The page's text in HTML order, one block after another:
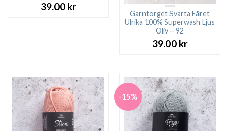
39.00 kr
Garntorget Svarta Fåret
Ulrika 100% Superwash Ljus
Oliv – 92
39.00 kr
-15%